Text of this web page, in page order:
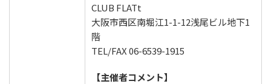
CLUB FLATt
大阪市西区南堀江1-1-12浅尾ビル地下1
階
TEL/FAX 06-6539-1915
【主催者コメント】